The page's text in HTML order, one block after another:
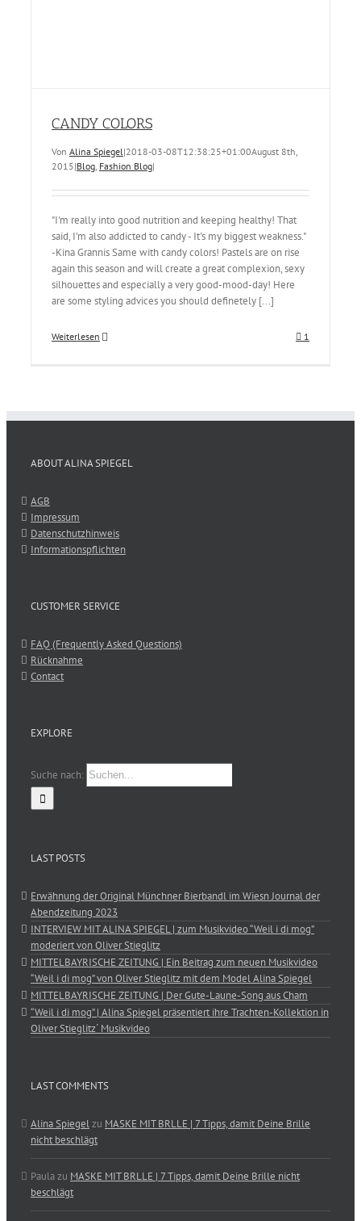
CANDY COLORS
Von Alina Spiegel|2018-03-08T12:38:25+01:00August 8th,
2015|Blog, Fashion Blog|
"I'm really into good nutrition and keeping healthy! That
said, I'm also addicted to candy - It's my biggest weakness."
-Kina Grannis Same with candy colors! Pastels are on rise
again this season and will create a great complexion, sexy
silhouettes and especially a very good-mood-day! Here
are some styling advices you should definetely [...]
Weiterlesen 1
ABOUT ALINA SPIEGEL
AGB
Impressum
Datenschutzhinweis
Informationspflichten
CUSTOMER SERVICE
FAQ (Frequently Asked Questions)
Rücknahme
Contact
EXPLORE
Suche nach:
LAST POSTS
Erwähnung der Original Münchner Bierbandl im Wiesn Journal der
Abendzeitung 2023
INTERVIEW MIT ALINA SPIEGEL | zum Musikvideo “Weil i di mog”
moderiert von Oliver Stieglitz
MITTELBAYRISCHE ZEITUNG | Ein Beitrag zum neuen Musikvideo
“Weil i di mog” von Oliver Stieglitz mit dem Model Alina Spiegel
MITTELBAYRISCHE ZEITUNG | Der Gute-Laune-Song aus Cham
“Weil i di mog” | Alina Spiegel präsentiert ihre Trachten-Kollektion in
Oliver Stieglitz´ Musikvideo
LAST COMMENTS
Alina Spiegelzu MASKE MIT BRLLE | 7 Tipps, damit Deine Brille
nicht beschlägt
Paulazu MASKE MIT BRLLE | 7 Tipps, damit Deine Brille nicht
beschlägt